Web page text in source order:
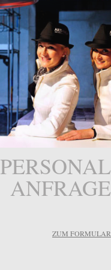
PERSONAL
ANFRAGE
ZUM FORMULAR